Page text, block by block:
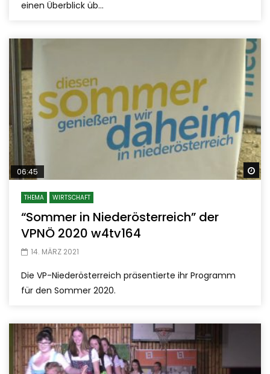
einen Überblick üb...
06:45
THEMA WIRTSCHAFT
“Sommer in Niederösterreich” der
VPNÖ 2020 w4tv164
14. MÄRZ 2021
Die VP-Niederösterreich präsentierte ihr Programm
für den Sommer 2020.